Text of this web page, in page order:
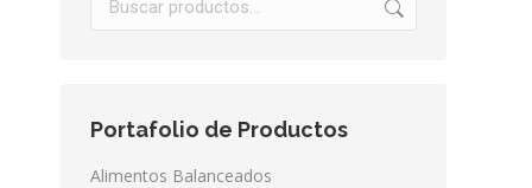
Portafolio de Productos
Alimentos Balanceados